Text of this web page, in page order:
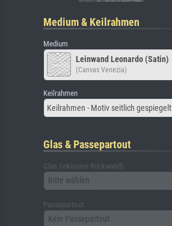
Medium & Keilrahmen
Medium
Leinwand Leonardo (Satin)
(Canvas Venezia)
Keilrahmen
Keilrahmen - Motiv seitlich gespiegelt
Glas & Passepartout
Glas (inklusive Rückwand)
Bitte wählen
Passepartout
Kein Passepartout